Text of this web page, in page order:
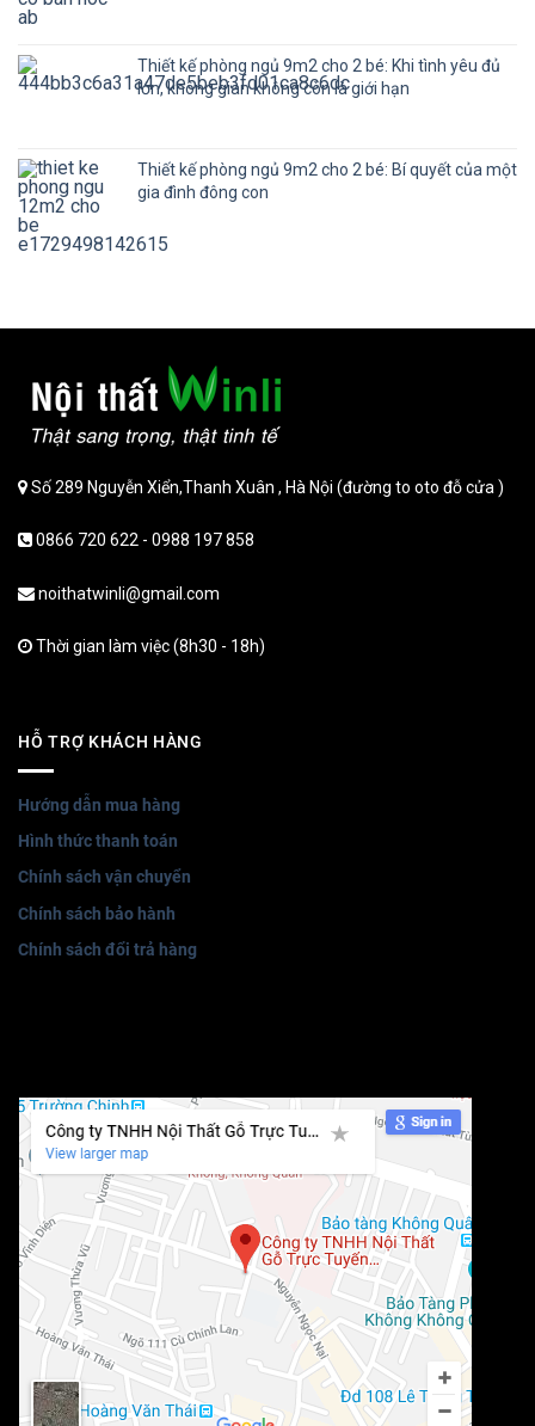
Thiết kế phòng ngủ 9m2 cho 2 bé: Khi tình yêu đủ
lớn, không gian không còn là giới hạn
Thiết kế phòng ngủ 9m2 cho 2 bé: Bí quyết của một
gia đình đông con
Số 289 Nguyễn Xiển,Thanh Xuân , Hà Nội (đường to oto đỗ cửa )
0866 720 622 - 0988 197 858
noithatwinli@gmail.com
Thời gian làm việc (8h30 - 18h)
HỖ TRỢ KHÁCH HÀNG
Hướng dẫn mua hàng
Hình thức thanh toán
Chính sách vận chuyển
Chính sách bảo hành
Chính sách đổi trả hàng